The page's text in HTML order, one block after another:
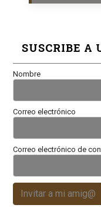
SUSCRIBE A
Nombre
Correo electrónico
Correo electrónico de
Invitar a mi amig@